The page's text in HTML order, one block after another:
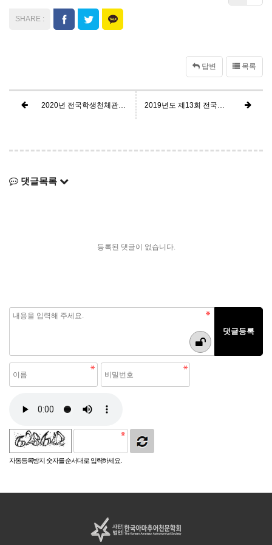
답변 목록
2020년 전국학생천체관측대회 취소 안내 2019년도 제13회 전국학생천체관측대회 강원지부 예선 공지
댓글목록
등록된 댓글이 없습니다.
자동등록방지 숫자를 순서대로 입력하세요.